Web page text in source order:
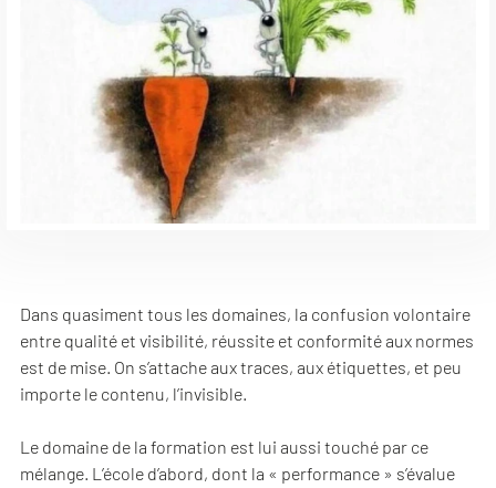
Dans quasiment tous les domaines, la confusion volontaire
entre qualité et visibilité, réussite et conformité aux normes
est de mise. On s’attache aux traces, aux étiquettes, et peu
importe le contenu, l’invisible.
Le domaine de la formation est lui aussi touché par ce
mélange. L’école d’abord, dont la « performance » s’évalue